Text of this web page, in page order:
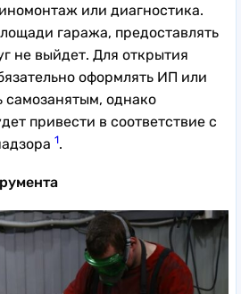
или диагностика.
гаража, предоставлять
не выйдет. Для открытия
оформлять ИП или
однако
привести в соответствие с
1.